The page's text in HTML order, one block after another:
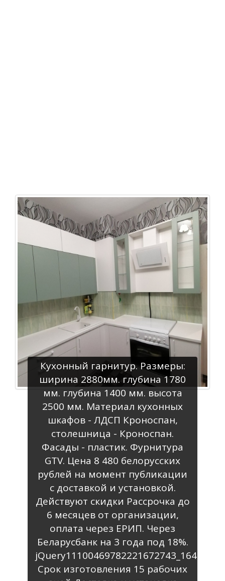
Кухонный гарнитур. Размеры:
ширина 2880мм. глубина 1780
мм. глубина 1400 мм. высота
2500 мм. Материал кухонных
шкафов - ЛДСП Кроноспан,
столешница - Кроноспан.
Фасады - пластик. Фурнитура
GTV. Цена 8 480 белорусских
рублей на момент публикации
с доставкой и установкой.
Действуют скидки Рассрочка до
6 месяцев от организации,
оплата через ЕРИП. Через
Беларусбанк на 3 года под 18%.
Срок изготовления 15 рабочих